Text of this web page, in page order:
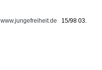
www.jungefreiheit.de 15/98 03.